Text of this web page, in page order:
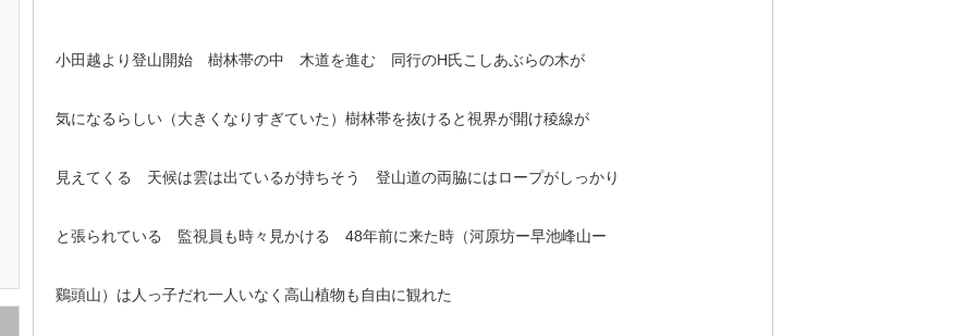
小田越より登山開始 樹林帯の中 木道を進む 同行のH氏こしあぶらの木が
気になるらしい（大きくなりすぎていた）樹林帯を抜けると視界が開け稜線が
見えてくる 天候は雲は出ているが持ちそう 登山道の両脇にはロープがしっかり
と張られている 監視員も時々見かける 48年前に来た時（河原坊ー早池峰山ー
鷄頭山）は人っ子だれ一人いなく高山植物も自由に観れた